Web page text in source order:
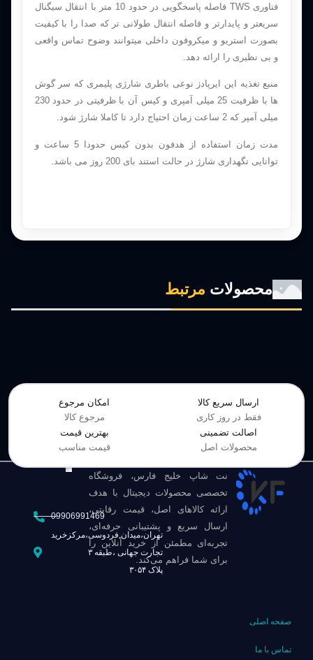
فناوری TWS فاصله پاسخگویی در حدود 10 متر با انتقال سیگنال
سریعتر و پایدارتر و فاصله انتقال طولانی تر که صدا را با کیفیت
بصورت استریو و میکروفون داخلی میتوانند وضوح تماس واقعی
و بی نظیری را ارائه دهد.
منبع تغذیه این ایرپادز نوعی باطری شارژی پلیمری که سر گوش
ها با ظرفیت 25 میلی آمپری و کیس آن با ظرفیتی در حدود 230
میلی آمپر که 2 ساعت زمان احتیاج دارد تا کاملا شارژ شود.
مدت زمان استفاده از هدفون بدون کیس حدودا 5 ساعت و
توانایی نگهداری شارژ در حالت استند بای 200 روز می باشد.
محصولات مرتبط
ارسال سریع کالا
فقط در روز کاری
امکان مرجوع
مرجوع کالا
اصالت تضمینی
محصولات اصل
بهترین قیمت
قیمت مناسب
نت شاپ خلیج فارس، فروشگاه
تخصصی محصولات دیجیتال با هدف
ارائه کالاهای اصل، قیمت رقابتی،
ارسال سریع و پشتیبانی حرفه‌ای،
تجربه‌ای مطمئن از خرید آنلاین را
برای شما فراهم می‌کند.
09906991469
تهران،میدان,فردوسی،مرکزخرید
تجارت جهانی ،طبقه ۳
پلاک ۳۰۵۴
صفحه اصلی
تماس با ما